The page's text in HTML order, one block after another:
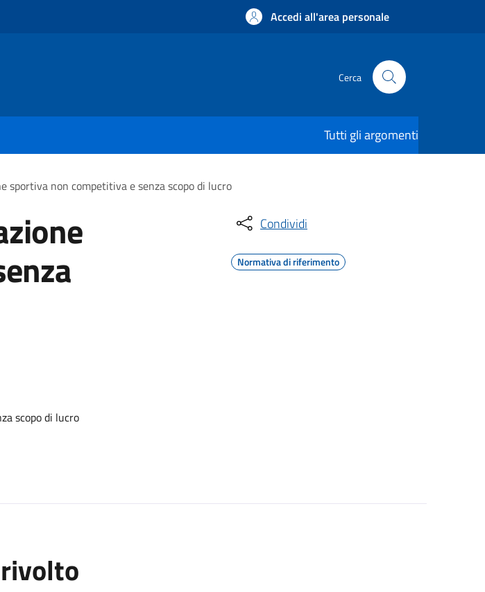
Accedi all'area personale
Cerca
Tutti gli argomenti
sportiva non competitiva e senza scopo di lucro
scopo di lucro
Condividi
Normativa di riferimento